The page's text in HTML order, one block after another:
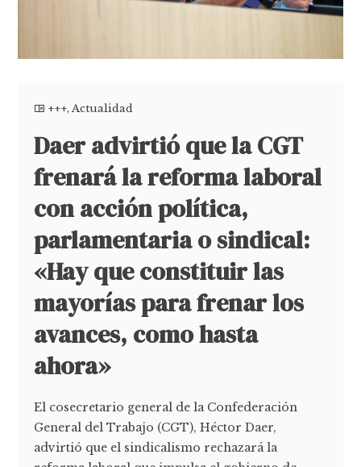
+++,Actualidad
Daer advirtió que la CGT
frenará la reforma laboral
con acción política,
parlamentaria o sindical:
«Hay que constituir las
mayorías para frenar los
avances, como hasta
ahora»
El cosecretario general de la Confederación
General del Trabajo (CGT), Héctor Daer,
advirtió que el sindicalismo rechazará la